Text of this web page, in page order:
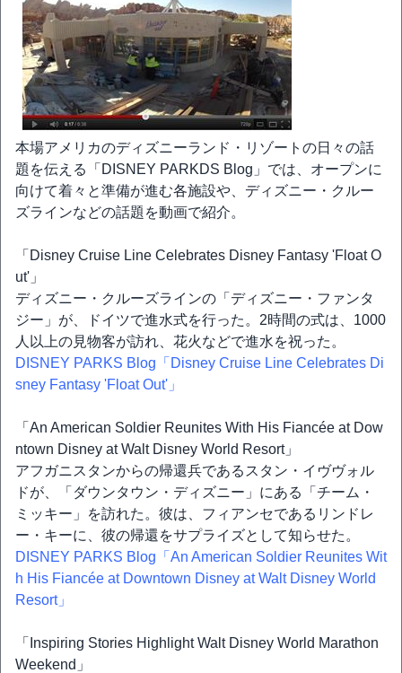
本場アメリカのディズニーランド・リゾートの日々の話
題を伝える「DISNEY PARKDS Blog」では、オープンに
向けて着々と準備が進む各施設や、ディズニー・クルー
ズラインなどの話題を動画で紹介。
「Disney Cruise Line Celebrates Disney Fantasy 'Float O
ut'」
ディズニー・クルーズラインの「ディズニー・ファンタ
ジー」が、ドイツで進水式を行った。2時間の式は、1000
人以上の見物客が訪れ、花火などで進水を祝った。
DISNEY PARKS Blog「Disney Cruise Line Celebrates Di
sney Fantasy 'Float Out'」
「An American Soldier Reunites With His Fiancée at Dow
ntown Disney at Walt Disney World Resort」
アフガニスタンからの帰還兵であるスタン・イヴヴォル
ドが、「ダウンタウン・ディズニー」にある「チーム・
ミッキー」を訪れた。彼は、フィアンセであるリンドレ
ー・キーに、彼の帰還をサプライズとして知らせた。
DISNEY PARKS Blog「An American Soldier Reunites Wit
h His Fiancée at Downtown Disney at Walt Disney World
Resort」
「Inspiring Stories Highlight Walt Disney World Marathon
Weekend」